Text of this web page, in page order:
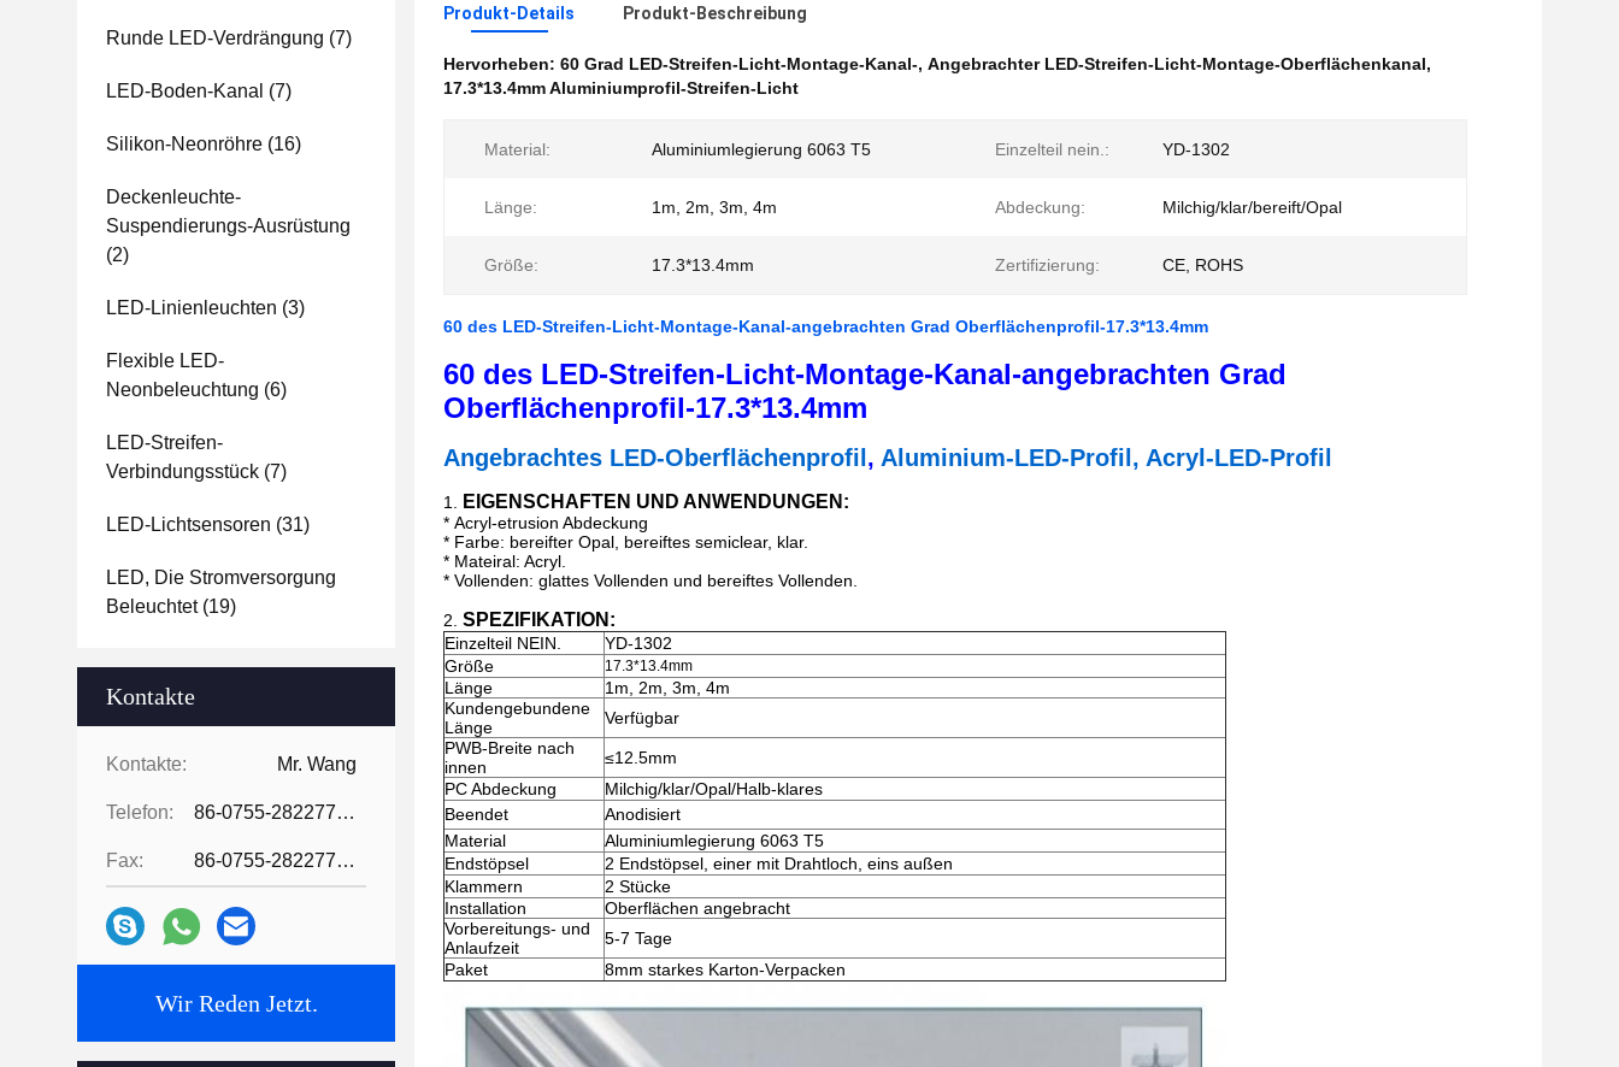
Runde LED-Verdrängung (7)
LED-Boden-Kanal (7)
Silikon-Neonröhre (16)
Deckenleuchte-
Suspendierungs-Ausrüstung
(2)
LED-Linienleuchten (3)
Flexible LED-
Neonbeleuchtung (6)
LED-Streifen-
Verbindungsstück (7)
LED-Lichtsensoren (31)
LED, Die Stromversorgung
Beleuchtet(19)
Kontakte
Kontakte: Mr. Wang
Telefon: 86-0755-28227709
Fax: 86-0755-28227709
Wir Reden Jetzt.
Produkt-Details Produkt-Beschreibung
Hervorheben: 60 Grad LED-Streifen-Licht-Montage-Kanal-, Angebrachter LED-Streifen-Licht-Montage-Oberflächenkanal,
17.3*13.4mm Aluminiumprofil-Streifen-Licht
Material: Aluminiumlegierung 6063 T5 Einzelteil nein.: YD-1302
Länge: 1m, 2m, 3m, 4m Abdeckung: Milchig/klar/bereift/Opal
Größe: 17.3*13.4mm Zertifizierung: CE, ROHS
60 des LED-Streifen-Licht-Montage-Kanal-angebrachten Grad Oberflächenprofil-17.3*13.4mm
60 des LED-Streifen-Licht-Montage-Kanal-angebrachten Grad
Oberflächenprofil-17.3*13.4mm
Angebrachtes LED-Oberflächenprofil , Aluminium-LED-Profil, Acryl-LED-Profil
1. EIGENSCHAFTEN UND ANWENDUNGEN:
* Acryl-etrusion Abdeckung
* Farbe: bereifter Opal, bereiftes semiclear, klar.
* Mateiral: Acryl.
* Vollenden: glattes Vollenden und bereiftes Vollenden.
2. SPEZIFIKATION:
Einzelteil NEIN.
YD-1302
Größe
17.3*13.4mm
Länge
1m, 2m, 3m, 4m
Kundengebundene
Länge
Verfügbar
PWB-Breite nach
innen
≤12.5mm
PC Abdeckung
Milchig/klar/Opal/Halb-klares
Beendet
Anodisiert
Material
Aluminiumlegierung 6063 T5
Endstöpsel
2 Endstöpsel, einer mit Drahtloch, eins außen
Klammern
2 Stücke
Installation
Oberflächen angebracht
Vorbereitungs- und
Anlaufzeit
5-7 Tage
Paket
8mm starkes Karton-Verpacken